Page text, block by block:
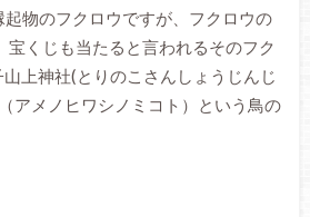
物のフクロウですが、フクロウの
宝くじも当たると言われるそのフク
上神社(とりのこさんしょうじんじ
アメノヒワシノミコト）という鳥の